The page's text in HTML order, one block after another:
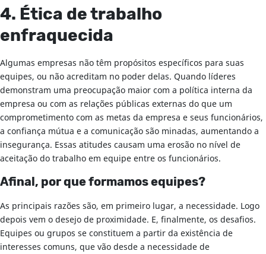
4. Ética de trabalho
enfraquecida
Algumas empresas não têm propósitos específicos para suas
equipes, ou não acreditam no poder delas. Quando líderes
demonstram uma preocupação maior com a política interna da
empresa ou com as relações públicas externas do que um
comprometimento com as metas da empresa e seus funcionários,
a confiança mútua e a comunicação são minadas, aumentando a
insegurança. Essas atitudes causam uma erosão no nível de
aceitação do trabalho em equipe entre os funcionários.
Afinal, por que formamos equipes?
As principais razões são, em primeiro lugar, a necessidade. Logo
depois vem o desejo de proximidade. E, finalmente, os desafios.
Equipes ou grupos se constituem a partir da existência de
interesses comuns, que vão desde a necessidade de